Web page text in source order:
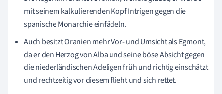
mit seinem kalkulierenden Kopf Intrigen gegen die
spanische Monarchie einfädeln.
Auch besitzt Oranien mehr Vor- und Umsicht als Egmont,
da er den Herzog von Alba und seine böse Absicht gegen
die niederländischen Adeligen früh und richtig einschätzt
und rechtzeitig vor diesem flieht und sich rettet.